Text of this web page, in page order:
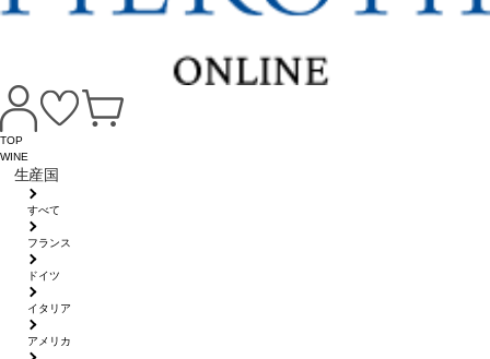
TOP
WINE
生産国
すべて
フランス
ドイツ
イタリア
アメリカ